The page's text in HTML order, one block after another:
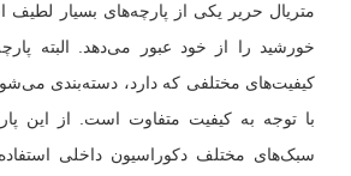
متریال حریر یکی از پارچه‌های بسیار لطیف
خورشید را از خود عبور می‌دهد. البته
کیفیت‌های مختلفی که دارد، دسته‌بندی
با توجه به کیفیت متفاوت است. از این
سبک‌های مختلف دکوراسیون داخلی